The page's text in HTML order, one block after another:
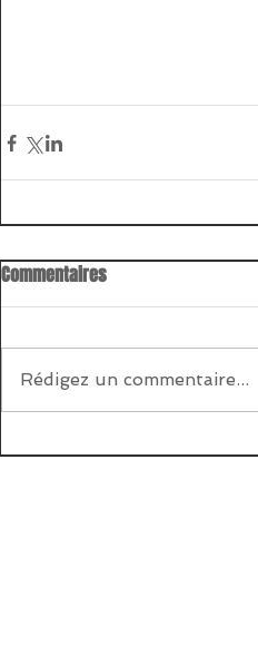
Commentaires
Rédigez un commentaire...